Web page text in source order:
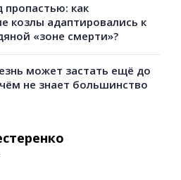
как
козлы адаптировались к
«зоне смерти»?
может застать ещё до
не знает большинство